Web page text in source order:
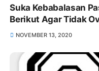
Suka Kebabalasan
Berikut Agar Tidak
NOVEMBER 13, 2020